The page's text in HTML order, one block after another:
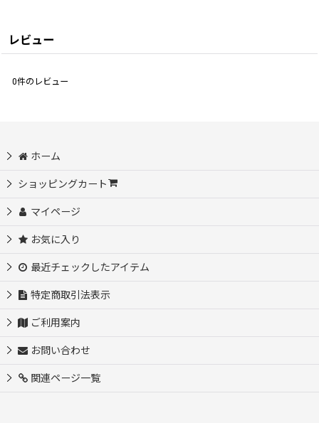
レビュー
0件のレビュー
ホーム
ショッピングカート
マイページ
お気に入り
最近チェックしたアイテム
特定商取引法表示
ご利用案内
お問い合わせ
関連ページ一覧